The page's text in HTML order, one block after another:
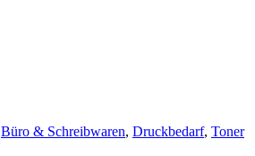
Büro & Schreibwaren, Druckbedarf, Toner